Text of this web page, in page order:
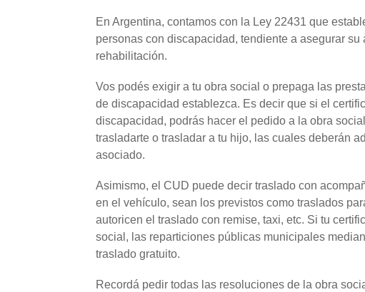
En Argentina, contamos con la Ley 22431 que
personas con discapacidad, tendiente a asegurar
rehabilitación.
Vos podés exigir a tu obra social o prepaga las
de discapacidad establezca. Es decir que si el
discapacidad, podrás hacer el pedido a la obra
trasladarte o trasladar a tu hijo, las cuales deberán
asociado.
Asimismo, el CUD puede decir traslado con
en el vehículo, sean los previstos como traslados
autoricen el traslado con remise, taxi, etc. Si tu
social, las reparticiones públicas municipales
traslado gratuito.
Recordá pedir todas las resoluciones de la obra